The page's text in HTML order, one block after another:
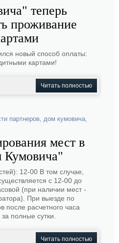
теперь
проживание
новый способ оплаты:
картами!
Читать полностью
партнеров, дом кумовича,
мест в
12-00 В том случае,
с 12-00 до
(при наличии мест -
При выезде по
после расчетного часа
полные сутки.
Читать полностью